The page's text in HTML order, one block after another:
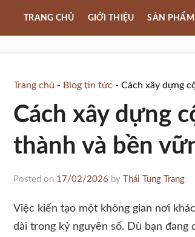
TRANG CHỦ GIỚI THIỆU SẢN PHẨM
Trang chủ - Blog tin tức - Cách xây dựng
Cách xây dựng
thành và bền
Posted on 17/02/2026 by Thái Tụng Trang
Việc kiến tạo một không gian nơi
dài trong kỷ nguyên số. Dù bạn